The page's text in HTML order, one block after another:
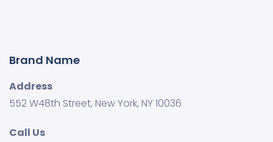
Brand Name
Address
552 W48th Street, New York, NY 10036
Call Us